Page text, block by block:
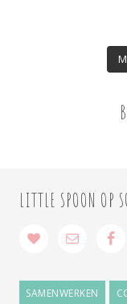
LITTLE SPOON OP
SAMENWERKEN